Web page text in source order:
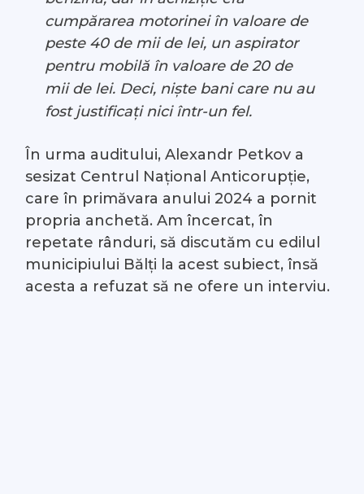
cumpărarea motorinei în valoare de
peste 40 de mii de lei, un aspirator
pentru mobilă în valoare de 20 de
mii de lei. Deci, niște bani care nu au
fost justificați nici într-un fel.
În urma auditului, Alexandr Petkov a
sesizat Centrul Național Anticorupție,
care în primăvara anului 2024 a pornit
propria anchetă. Am încercat, în
repetate rânduri, să discutăm cu edilul
municipiului Bălți la acest subiect, însă
acesta a refuzat să ne ofere un interviu.